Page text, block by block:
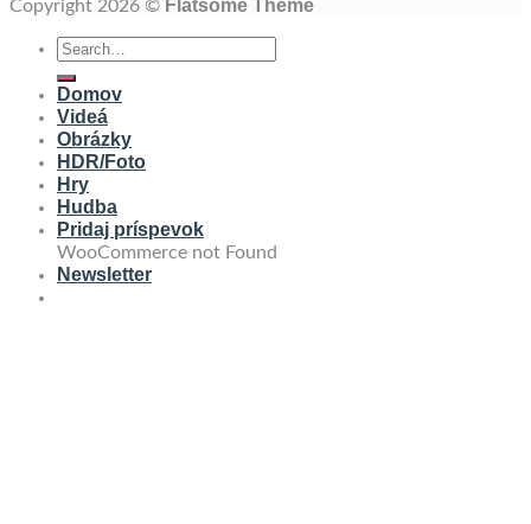
Copyright 2026 © Flatsome Theme
Domov
Videá
Obrázky
HDR/Foto
Hry
Hudba
Pridaj príspevok
WooCommerce not Found
Newsletter